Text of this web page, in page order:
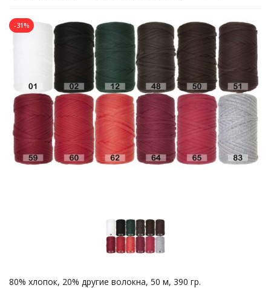
-31%
80% хлопок, 20% другие волокна, 50 м, 390 гр.